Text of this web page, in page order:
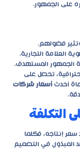
على الجمهور.
فضولهم.
العلامة التجارية.
الجمهور المستهدف.
تحصل على
أحدث أسعار شركات
إنتاجه، فكلما
المبذول في التصميم